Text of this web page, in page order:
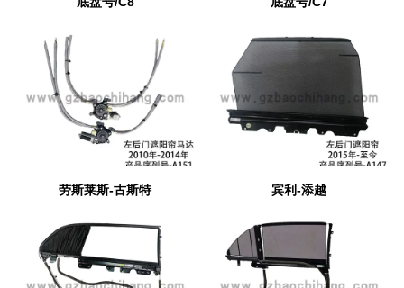
劳斯莱斯-古斯特 宾利-添越